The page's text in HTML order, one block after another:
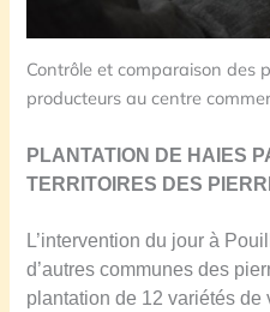
Contrôle et comparaison des
producteurs au centre
PLANTATION DE HAIES
TERRITOIRES DES
L’intervention du jour à
d’autres communes des
plantation de 12 variétés